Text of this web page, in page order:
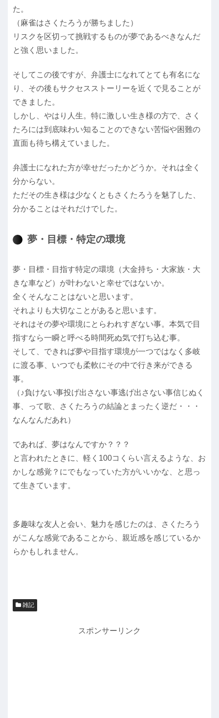
た。
（麻雀はさくたろうが勝ちました）
リスクを区切って挑戦するものが夢であるべきなんだ
と強く思いました。
そしてこの後ですが、弁護士になれてとても有名にな
り、その後もサクセスストーリーを近くで見ることが
できました。
しかし、やはり人生。特に激しい生き様の方で、さく
たろには到底味わい知ることのできない苦悩や困難の
直面も待ち構えていました。
弁護士になれた方が幸せだったかどうか。それは全く
分からない。
ただその生き様は少なくともさくたろうを魅了した、
分かることはそれだけでした。
夢・目標・特定の環境
夢・目標・目指す特定の環境（大金持ち・大家族・大
きな車など）が叶わないと幸せではないか。
全くそんなことはないと思います。
それよりも大切なことがあると思います。
それはその夢や環境にとらわれすぎない事。本気で目
指すなら一瞬と呼べる時間死ぬ気で打ち込む事。
そして、できれば夢や目指す環境が一つではなく多岐
に渡る事、いつでも柔軟にその中で行き来ができる
事。
（♪負けない事投げ出さない事逃げ出さない事信じぬく
事、って歌、さくたろうの結論とまったく逆だ・・・
なんなんだあれ）
であれば、夢はなんですか？？？
と言われたときに、軽く100コくらい言えるような、お
かしな感覚？にでもなっていた方がいいかな、と思っ
て生きています。
多趣味な友人と会い、魅力を感じたのは、さくたろう
がこんな感覚であることから、親近感を感じているか
らかもしれません。
雑記
スポンサーリンク